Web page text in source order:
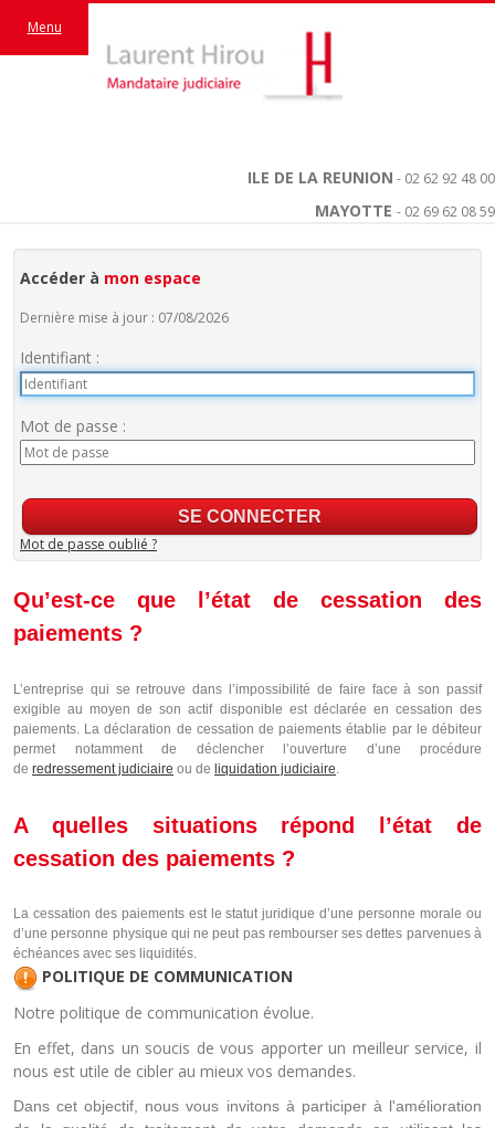
ILE DE LA REUNION - 02 62 92 48 00
MAYOTTE - 02 69 62 08 59
Menu
Accéder à mon espace
Dernière mise à jour : 07/08/2026
Identifiant :
Mot de passe :
Mot de passe oublié ?
Qu’est-ce que l’état de cessation des
paiements ?
L’entreprise qui se retrouve dans l’impossibilité de faire face à son passif
exigible au moyen de son actif disponible est déclarée en cessation des
paiements. La déclaration de cessation de paiements établie par le débiteur
permet notamment de déclencher l’ouverture d’une procédure
de redressement judiciaire ou de liquidation judiciaire.
A quelles situations répond l’état de
cessation des paiements ?
La cessation des paiements est le statut juridique d’une personne morale ou
d’une personne physique qui ne peut pas rembourser ses dettes parvenues à
échéances avec ses liquidités.
POLITIQUE DE COMMUNICATION
Notre politique de communication évolue.
En effet, dans un soucis de vous apporter un meilleur service, il
nous est utile de cibler au mieux vos demandes.
Dans cet objectif, nous vous invitons à participer à l'amélioration